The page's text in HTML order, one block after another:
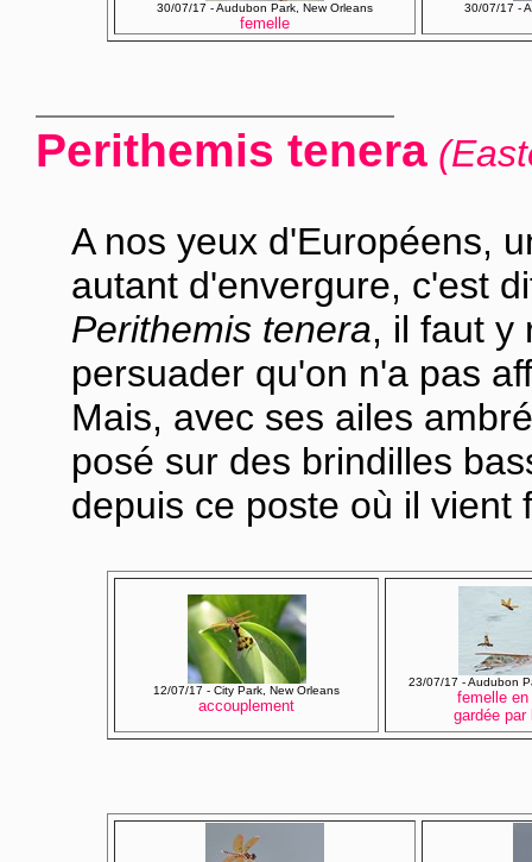
30/07/17 - Audubon Park, New Orleans
femelle
30/07/17 -
Perithemis tenera
A nos yeux d'Européens,
autant d'envergure, c'est
Perithemis tenera, il faut y
persuader qu'on n'a pas
Mais, avec ses ailes
posé sur des brindilles
depuis ce poste où il vient
12/07/17 - City Park, New Orleans
accouplement
23/07/17 - Audubon
femelle
gardée par